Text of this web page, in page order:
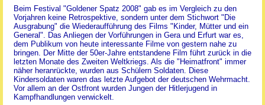
Beim Festival "Goldener Spatz 2008" gab es im Vergleich zu den
Vorjahren keine Retrospektive, sondern unter dem Stichwort "Die
Ausgrabung" die Wiederaufführung des Films "Kinder, Mütter und ein
General". Das Anliegen der Vorführungen in Gera und Erfurt war es,
dem Publikum von heute interessante Filme von gestern nahe zu
bringen. Der Mitte der 50er-Jahre entstandene Film führt zurück in die
letzten Monate des Zweiten Weltkriegs. Als die "Heimatfront" immer
näher heranrückte, wurden aus Schülern Soldaten. Diese
Kindersoldaten waren das letzte Aufgebot der deutschen Wehrmacht.
Vor allem an der Ostfront wurden Jungen der Hitlerjugend in
Kampfhandlungen verwickelt.